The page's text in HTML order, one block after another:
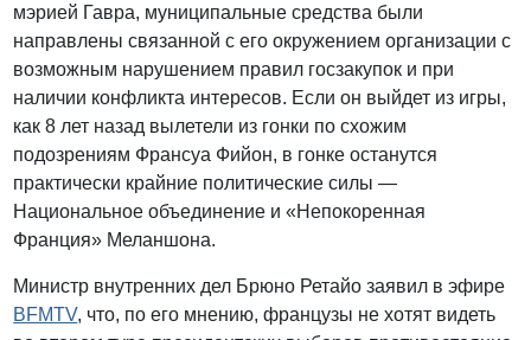
мэрией Гавра, муниципальные средства были
направлены связанной с его окружением организации с
возможным нарушением правил госзакупок и при
наличии конфликта интересов. Если он выйдет из игры,
как 8 лет назад вылетели из гонки по схожим
подозрениям Франсуа Фийон, в гонке останутся
практически крайние политические силы —
Национальное объединение и «Непокоренная
Франция» Меланшона.
Министр внутренних дел Брюно Ретайо заявил в эфире
BFMTV, что, по его мнению, французы не хотят видеть